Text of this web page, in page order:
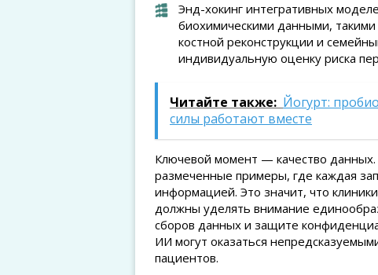
Энд-хокинг интегративных
биохимическими данными, такими
костной реконструкции и
индивидуальную оценку риска
Читайте также: Йогурт:
силы работают вместе
Ключевой момент — качество
размеченные примеры, где каждая
информацией. Это значит, что
должны уделять внимание
сборов данных и защите
ИИ могут оказаться
пациентов.